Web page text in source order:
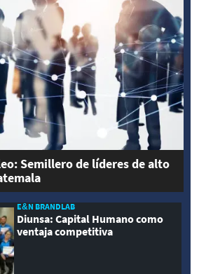
Semillero de líderes de alto
E&N BRANDLAB
Diunsa: Capital Humano como
ventaja competitiva